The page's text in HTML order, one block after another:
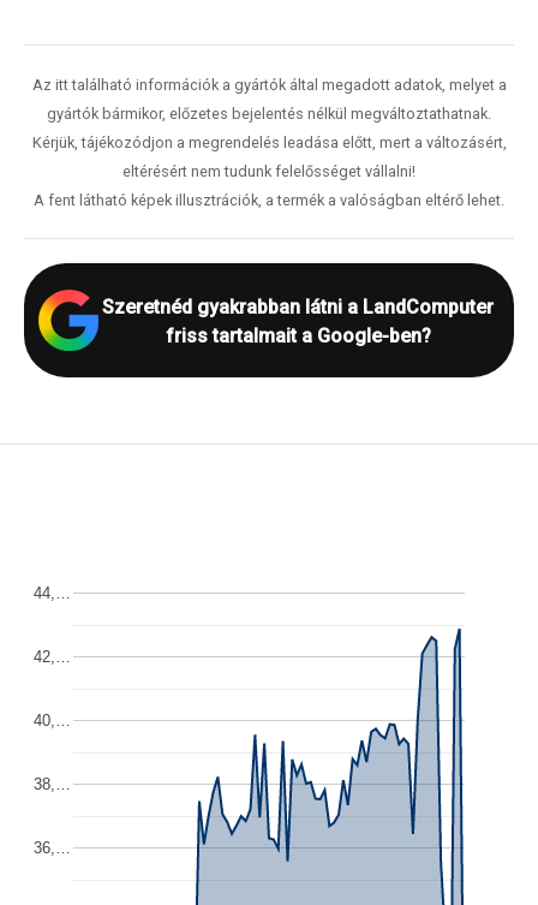
Az itt található információk a gyártók által megadott adatok, melyet a
gyártók bármikor, előzetes bejelentés nélkül megváltoztathatnak.
Kérjük, tájékozódjon a megrendelés leadása előtt, mert a változásért,
eltérésért nem tudunk felelősséget vállalni!
A fent látható képek illusztrációk, a termék a valóságban eltérő lehet.
Szeretnéd gyakrabban látni a LandComputer
friss tartalmait a Google-ben?
36,…
38,…
40,…
42,…
44,…